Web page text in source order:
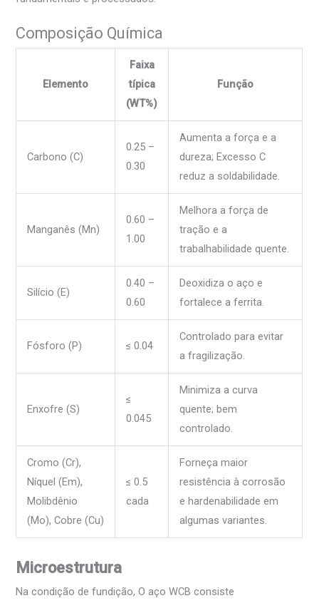
Composição Química
Elemento
Faixa
típica
(WT%)
Função
Carbono (C)
0.25 –
0.30
Aumenta a força e a
dureza; Excesso C
reduz a soldabilidade.
Manganês (Mn)
0.60 –
1.00
Melhora a força de
tração e a
trabalhabilidade quente.
Silício (E)
0.40 –
0.60
Deoxidiza o aço e
fortalece a ferrita.
Fósforo (P) ≤ 0.04
Controlado para evitar
a fragilização.
Enxofre (S)
≤
0.045
Minimiza a curva
quente; bem
controlado.
Cromo (Cr),
Níquel (Em),
Molibdênio
(Mo), Cobre (Cu)
≤ 0.5
cada
Forneça maior
resistência à corrosão
e hardenabilidade em
algumas variantes.
Microestrutura
Na condição de fundição, O aço WCB consiste